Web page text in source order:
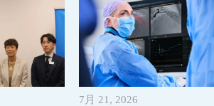
7月 21, 2026